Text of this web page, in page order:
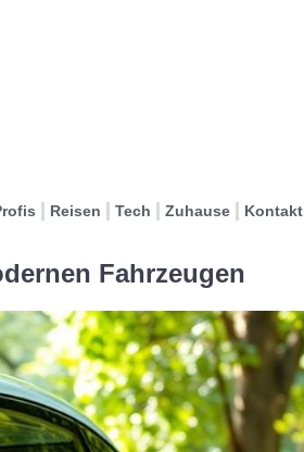
Reisen Tech Zuhause Kontakt
Fahrzeugen